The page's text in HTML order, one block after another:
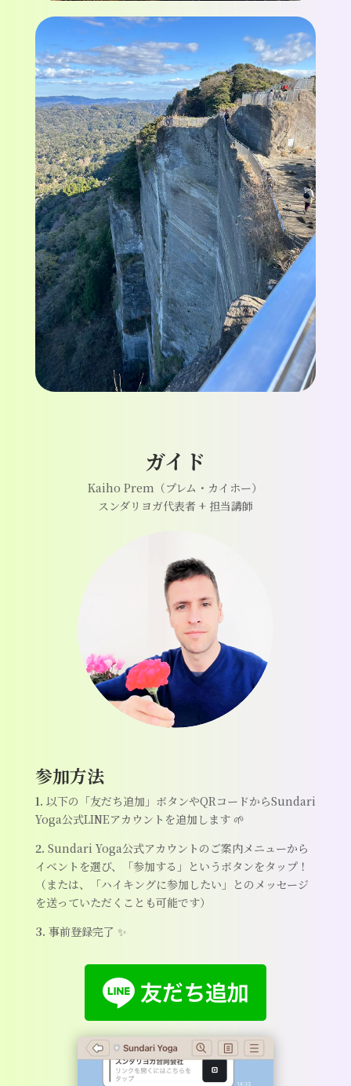
ガイド
Kaiho Prem（プレム・カイホー）
スンダリヨガ代表者 + 担当講師
参加方法
1. 以下の「友だち追加」ボタンやQRコードからSundari
Yoga公式LINEアカウントを追加します 🌱
2. Sundari Yoga公式アカウントのご案内メニューから
イベントを選び、「参加する」というボタンをタップ！
（または、「ハイキングに参加したい」とのメッセージ
を送っていただくことも可能です）
3. 事前登録完了 ✨